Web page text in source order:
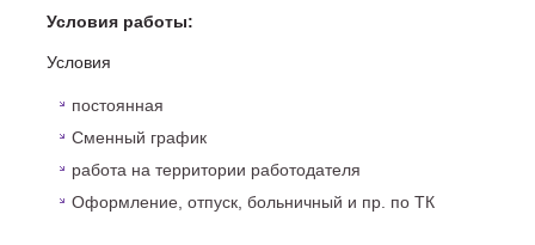
Условия работы:
Условия
постоянная
Сменный график
работа на территории работодателя
Оформление, отпуск, больничный и пр. по ТК